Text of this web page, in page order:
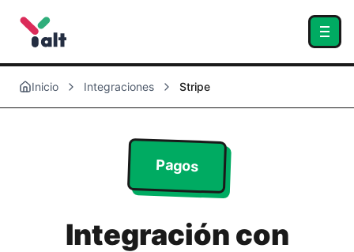
Inicio Integraciones Stripe
Pagos
Integración con